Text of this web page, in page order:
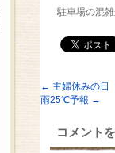
駐車場の混
← 主婦休みの日
雨25℃予報 →
コメント